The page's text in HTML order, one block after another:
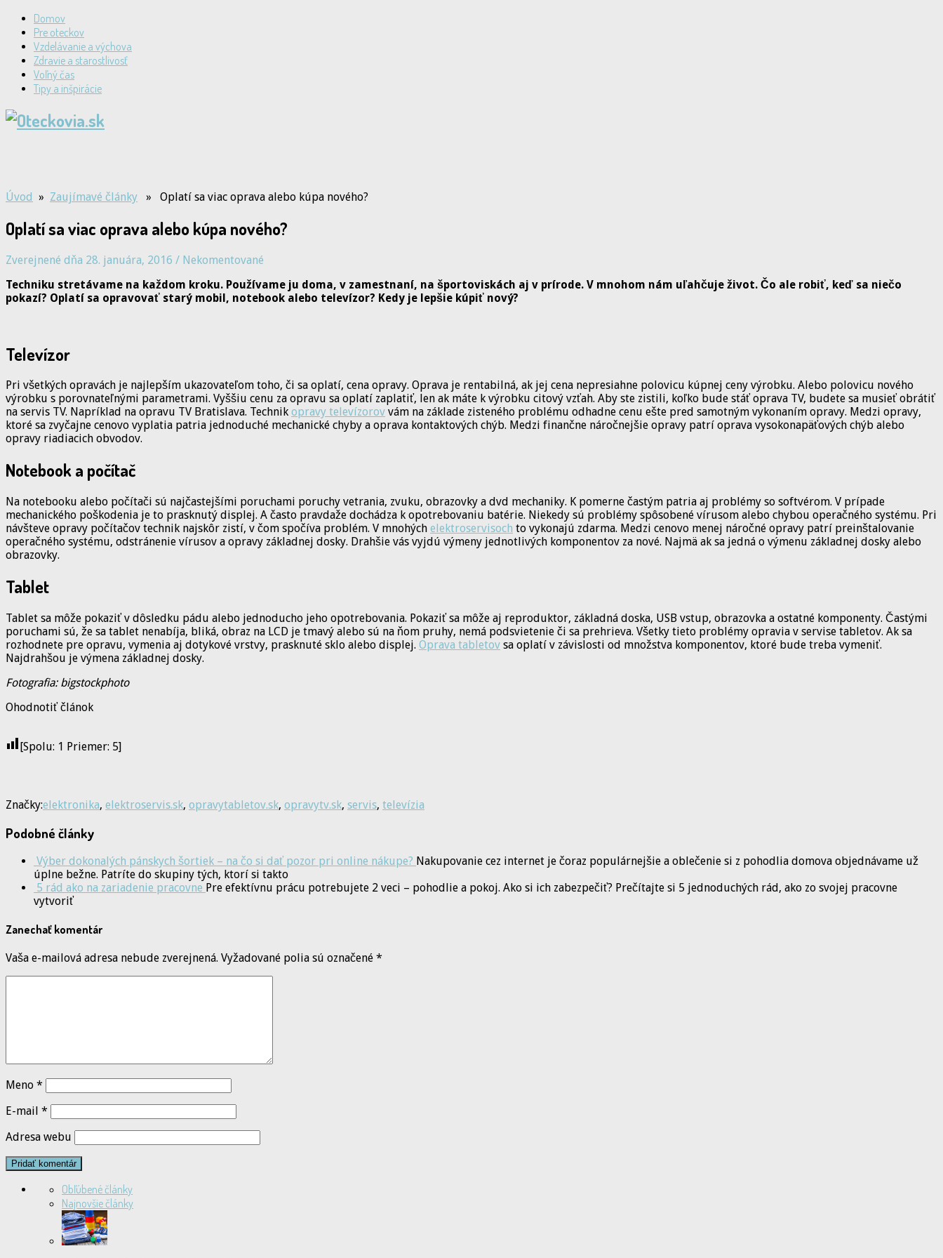
Domov
Pre oteckov
Vzdelávanie a výchova
Zdravie a starostlivosť
Voľný čas
Tipy a inšpirácie
Úvod » Zaujímavé články » Oplatí sa viac oprava alebo kúpa nového?
Oplatí sa viac oprava alebo kúpa nového?
Zverejnené dňa 28. januára, 2016 / Nekomentované
Techniku stretávame na každom kroku. Používame ju doma, v zamestnaní, na športoviskách aj v prírode. V mnohom nám uľahčuje život. Čo ale robiť, keď sa niečo
pokazí? Oplatí sa opravovať starý mobil, notebook alebo televízor? Kedy je lepšie kúpiť nový?
Televízor
Pri všetkých opravách je najlepším ukazovateľom toho, či sa oplatí, cena opravy. Oprava je rentabilná, ak jej cena nepresiahne polovicu kúpnej ceny výrobku. Alebo polovicu nového
výrobku s porovnateľnými parametrami. Vyššiu cenu za opravu sa oplatí zaplatiť, len ak máte k výrobku citový vzťah. Aby ste zistili, koľko bude stáť oprava TV, budete sa musieť obrátiť
na servis TV. Napríklad na opravu TV Bratislava. Technik opravy televízorov vám na základe zisteného problému odhadne cenu ešte pred samotným vykonaním opravy. Medzi opravy,
ktoré sa zvyčajne cenovo vyplatia patria jednoduché mechanické chyby a oprava kontaktových chýb. Medzi finančne náročnejšie opravy patrí oprava vysokonapäťových chýb alebo
opravy riadiacich obvodov.
Notebook a počítač
Na notebooku alebo počítači sú najčastejšími poruchami poruchy vetrania, zvuku, obrazovky a dvd mechaniky. K pomerne častým patria aj problémy so softvérom. V prípade
mechanického poškodenia je to prasknutý displej. A často pravdaže dochádza k opotrebovaniu batérie. Niekedy sú problémy spôsobené vírusom alebo chybou operačného systému. Pri
návšteve opravy počítačov technik najskôr zistí, v čom spočíva problém. V mnohých elektroservisoch to vykonajú zdarma. Medzi cenovo menej náročné opravy patrí preinštalovanie
operačného systému, odstránenie vírusov a opravy základnej dosky. Drahšie vás vyjdú výmeny jednotlivých komponentov za nové. Najmä ak sa jedná o výmenu základnej dosky alebo
obrazovky.
Tablet
Tablet sa môže pokaziť v dôsledku pádu alebo jednoducho jeho opotrebovania. Pokaziť sa môže aj reproduktor, základná doska, USB vstup, obrazovka a ostatné komponenty. Častými
poruchami sú, že sa tablet nenabíja, bliká, obraz na LCD je tmavý alebo sú na ňom pruhy, nemá podsvietenie či sa prehrieva. Všetky tieto problémy opravia v servise tabletov. Ak sa
rozhodnete pre opravu, vymenia aj dotykové vrstvy, prasknuté sklo alebo displej. Oprava tabletov sa oplatí v závislosti od množstva komponentov, ktoré bude treba vymeniť.
Najdrahšou je výmena základnej dosky.
Fotografia: bigstockphoto
Ohodnotiť článok
[Spolu: 1 Priemer: 5]
Značky:elektronika, elektroservis.sk, opravytabletov.sk, opravytv.sk, servis, televízia
Podobné články
Výber dokonalých pánskych šortiek – na čo si dať pozor pri online nákupe? Nakupovanie cez internet je čoraz populárnejšie a oblečenie si z pohodlia domova objednávame už
úplne bežne. Patríte do skupiny tých, ktorí si takto
5 rád ako na zariadenie pracovne Pre efektívnu prácu potrebujete 2 veci – pohodlie a pokoj. Ako si ich zabezpečiť? Prečítajte si 5 jednoduchých rád, ako zo svojej pracovne
vytvoriť
Zanechať komentár
Vaša e-mailová adresa nebude zverejnená. Vyžadované polia sú označené *
Meno *
E-mail *
Adresa webu
Obľúbené články
Najnovšie články